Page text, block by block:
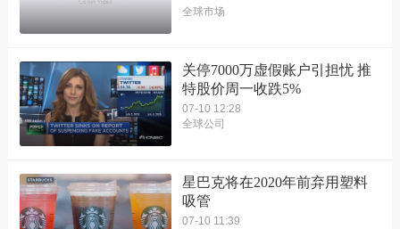
全球市场
关停7000万虚假账户引担忧 推
特股价周一收跌5%
07-10 12:28
全球公司
星巴克将在2020年前弃用塑料
吸管
07-10 11:39